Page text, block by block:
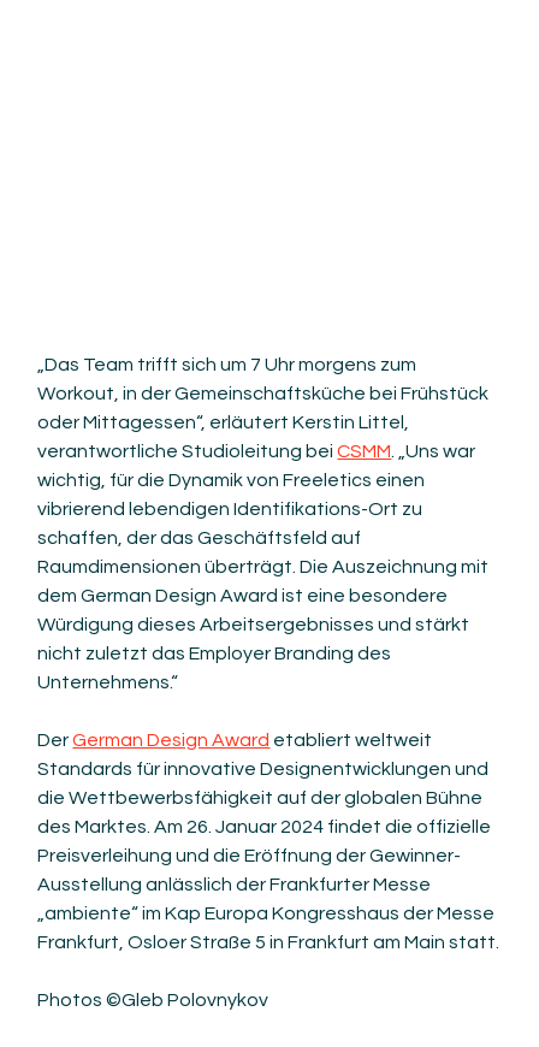
„Das Team trifft sich um 7 Uhr morgens zum
Workout, in der Gemeinschaftsküche bei Frühstück
oder Mittagessen“, erläutert Kerstin Littel,
verantwortliche Studioleitung bei CSMM. „Uns war
wichtig, für die Dynamik von Freeletics einen
vibrierend lebendigen Identifikations-Ort zu
schaffen, der das Geschäftsfeld auf
Raumdimensionen überträgt. Die Auszeichnung mit
dem German Design Award ist eine besondere
Würdigung dieses Arbeitsergebnisses und stärkt
nicht zuletzt das Employer Branding des
Unternehmens.“
Der German Design Award etabliert weltweit
Standards für innovative Designentwicklungen und
die Wettbewerbsfähigkeit auf der globalen Bühne
des Marktes. Am 26. Januar 2024 findet die offizielle
Preisverleihung und die Eröffnung der Gewinner-
Ausstellung anlässlich der Frankfurter Messe
„ambiente“ im Kap Europa Kongresshaus der Messe
Frankfurt, Osloer Straße 5 in Frankfurt am Main statt.
Photos ©Gleb Polovnykov